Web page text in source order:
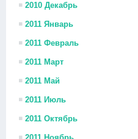
2010 Декабрь
2011 Январь
2011 Февраль
2011 Март
2011 Май
2011 Июль
2011 Октябрь